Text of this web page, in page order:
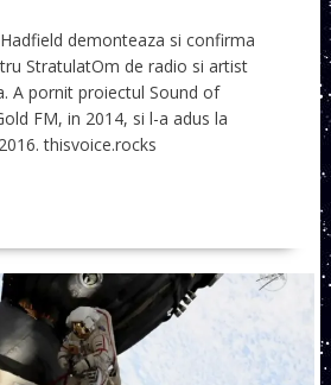
demonteaza si confirma
StratulatOm de radio si artist
A pornit proiectul Sound of
FM, in 2014, si l-a adus la
thisvoice.rocks